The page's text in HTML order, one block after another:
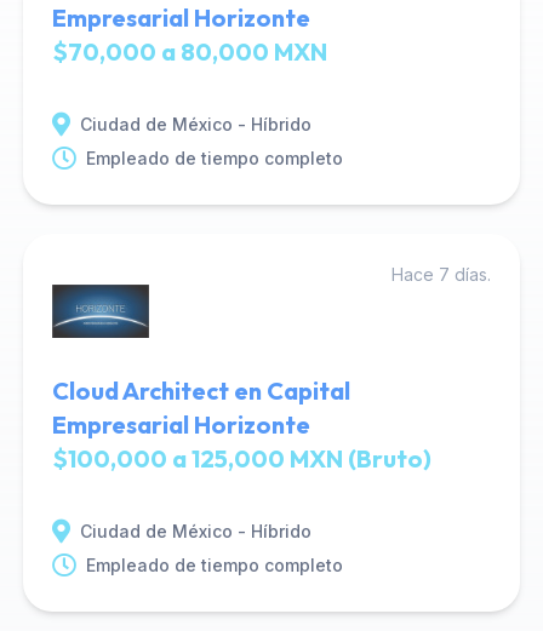
Empresarial Horizonte
$70,000 a 80,000 MXN
Ciudad de México - Híbrido
Empleado de tiempo completo
Hace 7 días.
Cloud Architect en Capital
Empresarial Horizonte
$100,000 a 125,000 MXN (Bruto)
Ciudad de México - Híbrido
Empleado de tiempo completo